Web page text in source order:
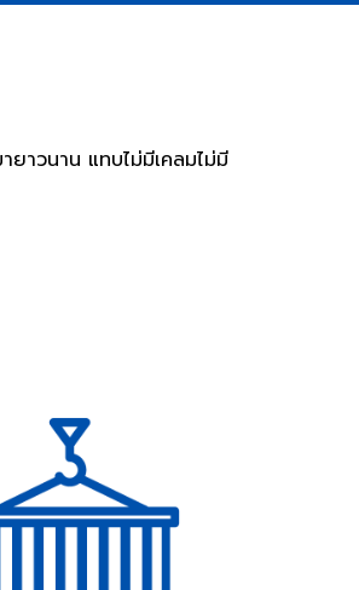
าวนาน แทบไม่มีเคลมไม่มี